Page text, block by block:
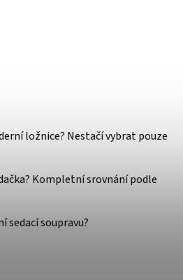
ložnice? Nestačí vybrat pouze
Kompletní srovnání podle
sedací soupravu?